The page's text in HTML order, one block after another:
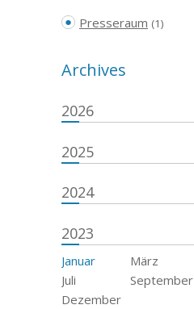
Presseraum (1)
Archives
2026
2025
2024
2023
Januar März
Juli
September
Dezember